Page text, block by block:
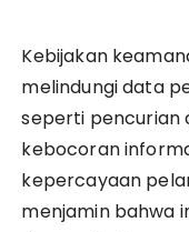
Kebijakan
melindungi data
seperti pencurian
kebocoran
kepercayaan
menjamin bahwa